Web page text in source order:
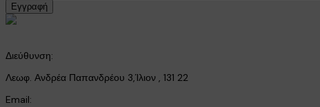
Εγγραφή
Διεύθυνση:
Λεωφ. Ανδρέα Παπανδρέου 3,Ίλιον , 131 22
Email: